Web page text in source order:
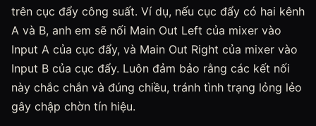
trên cục đẩy công suất. Ví dụ, nếu cục đẩy có hai kênh
A và B, anh em sẽ nối Main Out Left của mixer vào
Input A của cục đẩy, và Main Out Right của mixer vào
Input B của cục đẩy. Luôn đảm bảo rằng các kết nối
này chắc chắn và đúng chiều, tránh tình trạng lỏng lẻo
gây chập chờn tín hiệu.